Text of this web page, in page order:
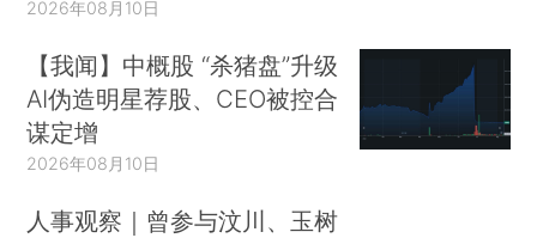
2026年08月10日
【我闻】中概股 “杀猪盘”升级
AI伪造明星荐股、CEO被控合
谋定增
2026年08月10日
人事观察｜曾参与汶川、玉树